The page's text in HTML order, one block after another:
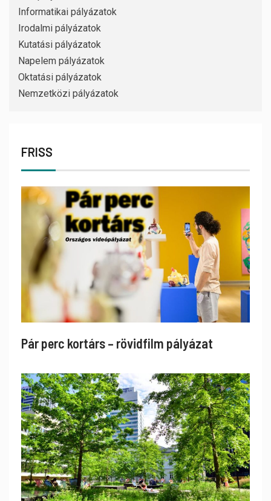
Informatikai pályázatok
Irodalmi pályázatok
Kutatási pályázatok
Napelem pályázatok
Oktatási pályázatok
Nemzetközi pályázatok
FRISS
Pár perc kortárs – rövidfilm pályázat